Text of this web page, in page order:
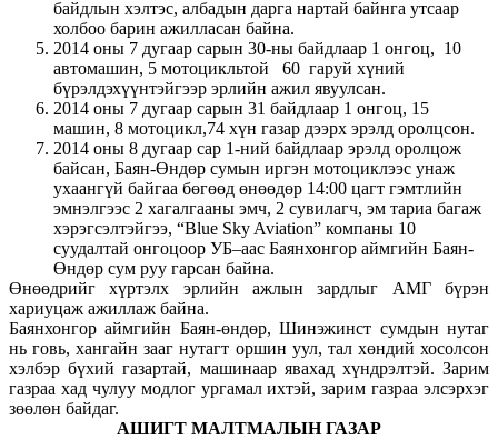
байдлын хэлтэс, албадын дарга нартай байнга утсаар
холбоо барин ажилласан байна.
2014 оны 7 дугаар сарын 30-ны байдлаар 1 онгоц, 10
автомашин, 5 мотоцикльтой 60 гаруй хүний
бүрэлдэхүүнтэйгээр эрлийн ажил явуулсан.
2014 оны 7 дугаар сарын 31 байдлаар 1 онгоц, 15
машин, 8 мотоцикл,74 хүн газар дээрх эрэлд оролцсон.
2014 оны 8 дугаар сар 1-ний байдлаар эрэлд оролцож
байсан, Баян-Өндөр сумын иргэн мотоциклээс унаж
ухаангүй байгаа бөгөөд өнөөдөр 14:00 цагт гэмтлийн
эмнэлгээс 2 хагалгааны эмч, 2 сувилагч, эм тариа багаж
хэрэгсэлтэйгээ, “Blue Sky Aviation” компаны 10
суудалтай онгоцоор УБ–аас Баянхонгор аймгийн Баян-
Өндөр сум руу гарсан байна.
Өнөөдрийг хүртэлх эрлийн ажлын зардлыг АМГ бүрэн
хариуцаж ажиллаж байна.
Баянхонгор аймгийн Баян-өндөр, Шинэжинст сумдын нутаг
нь говь, хангайн зааг нутагт оршин уул, тал хөндий хосолсон
хэлбэр бүхий газартай, машинаар явахад хүндрэлтэй. Зарим
газраа хад чулуу модлог ургамал ихтэй, зарим газраа элсэрхэг
зөөлөн байдаг.
АШИГТ МАЛТМАЛЫН ГАЗАР